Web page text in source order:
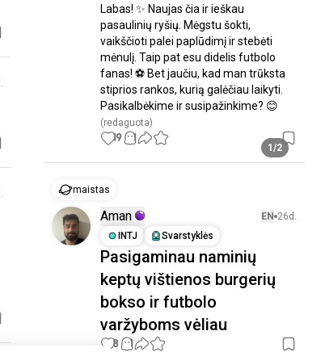
Labas! ✨ Naujas čia ir ieškau
pasaulinių ryšių. Mėgstu šokti,
vaikščioti palei paplūdimį ir stebėti
mėnulį. Taip pat esu didelis futbolo
fanas! ⚽ Bet jaučiu, kad man trūksta
stiprios rankos, kurią galėčiau laikyti.
Pasikalbėkime ir susipažinkime? 😊
(redaguota)
1/2
19 1
maistas
Aman EN 26d.
INTJ
Svarstyklės
Pasigaminau naminių
keptų vištienos burgerių
bokso ir futbolo
varžyboms vėliau
8 1